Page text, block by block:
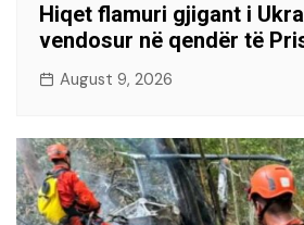
Hiqet flamuri gjigant i
vendosur në qendër të
August 9, 2026